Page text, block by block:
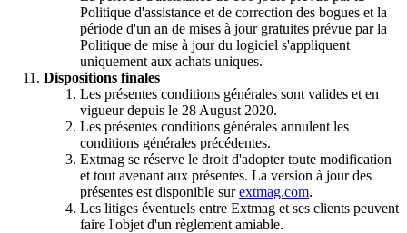
Politique d'assistance et de correction des bogues et la
période d'un an de mises à jour gratuites prévue par la
Politique de mise à jour du logiciel s'appliquent
uniquement aux achats uniques.
Dispositions finales
Les présentes conditions générales sont valides et en
vigueur depuis le 28 August 2020.
Les présentes conditions générales annulent les
conditions générales précédentes.
Extmag se réserve le droit d'adopter toute modification
et tout avenant aux présentes. La version à jour des
présentes est disponible surextmag.com.
Les litiges éventuels entre Extmag et ses clients peuvent
faire l'objet d'un règlement amiable.